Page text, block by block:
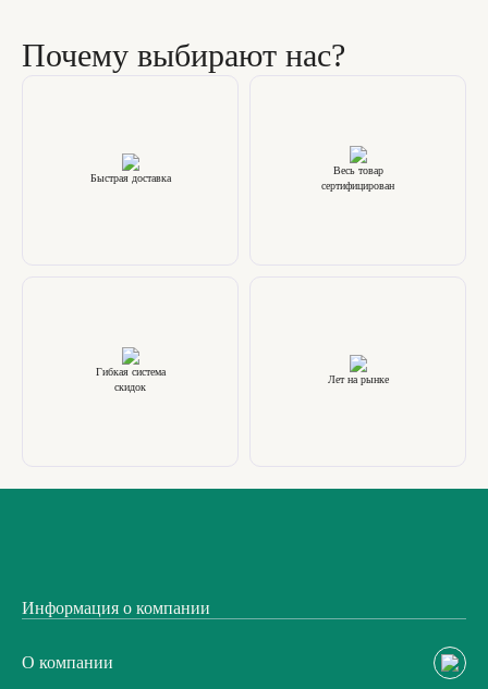
Почему выбирают нас?
Быстрая доставка
Весь товар
сертифицирован
Гибкая система
скидок
Лет на рынке
Информация о компании
О компании